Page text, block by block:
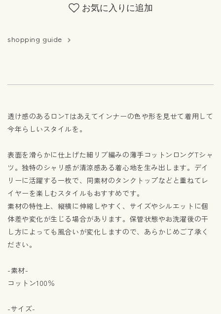
お気に入りに追加
shopping guide
透け感のあるロンTはあえてインナーの色や形を見せて着用して
今年らしいスタイルを。
表面を滑らかに仕上げた細リブ編みの薄手コットンロングTシャ
ツ。独特のシャリ感が清涼感ある着心地を生み出します。デイ
リーに活躍する一枚で、同素材のタンクトップなどと重ねてレ
イヤーを楽しむスタイルもおすすめです。
素材の特性上、縦横に伸縮しやすく、サイズやシルエットに個
体差や変化が生じる場合があります。保管状態やお洗濯後の干
し方によっても風合いが変化しますので、あらかじめご了承く
ださい。
-素材-
コットン100％
-サイズ-